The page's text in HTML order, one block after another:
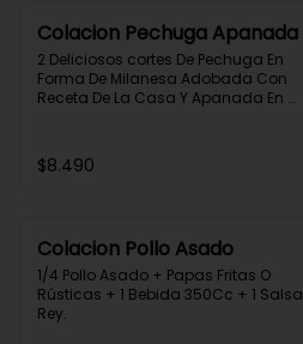
Colacion Pechuga Apanada
2 Deliciosos cortes De Pechuga En
Forma De Milanesa Adobada Con
Receta De La Casa Y Apanada En
$8.490
Colacion Pollo Asado
1/4 Pollo Asado + Papas Fritas O
Rústicas + 1 Bebida 350Cc + 1 Salsa
Rey.